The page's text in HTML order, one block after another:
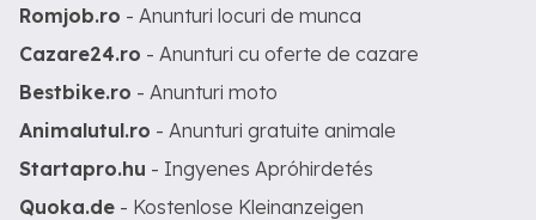
Romjob.ro - Anunturi locuri de munca
Cazare24.ro - Anunturi cu oferte de cazare
Bestbike.ro - Anunturi moto
Animalutul.ro - Anunturi gratuite animale
Startapro.hu - Ingyenes Apróhirdetés
Quoka.de - Kostenlose Kleinanzeigen